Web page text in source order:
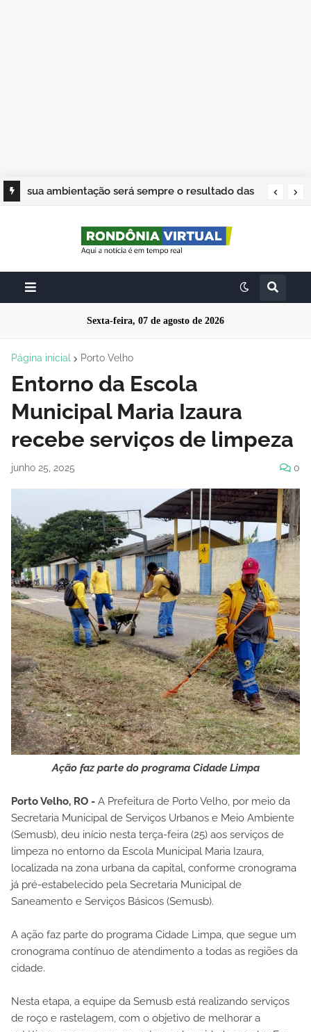
sua ambientação será sempre o resultado das
Sexta-feira, 07 de agosto de 2026
Página inicial Porto Velho
Entorno da Escola
Municipal Maria Izaura
recebe serviços de limpeza
junho 25, 2025 0
Ação faz parte do programa Cidade Limpa
Porto Velho, RO - A Prefeitura de Porto Velho, por meio da
Secretaria Municipal de Serviços Urbanos e Meio Ambiente
(Semusb), deu início nesta terça-feira (25) aos serviços de
limpeza no entorno da Escola Municipal Maria Izaura,
localizada na zona urbana da capital, conforme cronograma
já pré-estabelecido pela Secretaria Municipal de
Saneamento e Serviços Básicos (Semusb).
A ação faz parte do programa Cidade Limpa, que segue um
cronograma contínuo de atendimento a todas as regiões da
cidade.
Nesta etapa, a equipe da Semusb está realizando serviços
de roço e rastelagem, com o objetivo de melhorar a